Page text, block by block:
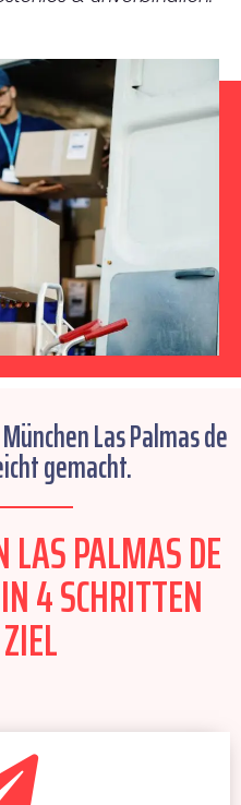
Las Palmas de
gemacht.
PALMAS DE
4 SCHRITTEN